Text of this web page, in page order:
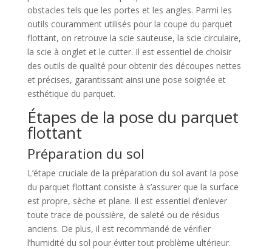
obstacles tels que les portes et les angles. Parmi les
outils couramment utilisés pour la coupe du parquet
flottant, on retrouve la scie sauteuse, la scie circulaire,
la scie à onglet et le cutter. Il est essentiel de choisir
des outils de qualité pour obtenir des découpes nettes
et précises, garantissant ainsi une pose soignée et
esthétique du parquet.
Étapes de la pose du parquet
flottant
Préparation du sol
L’étape cruciale de la préparation du sol avant la pose
du parquet flottant consiste à s’assurer que la surface
est propre, sèche et plane. Il est essentiel d’enlever
toute trace de poussière, de saleté ou de résidus
anciens. De plus, il est recommandé de vérifier
l’humidité du sol pour éviter tout problème ultérieur.